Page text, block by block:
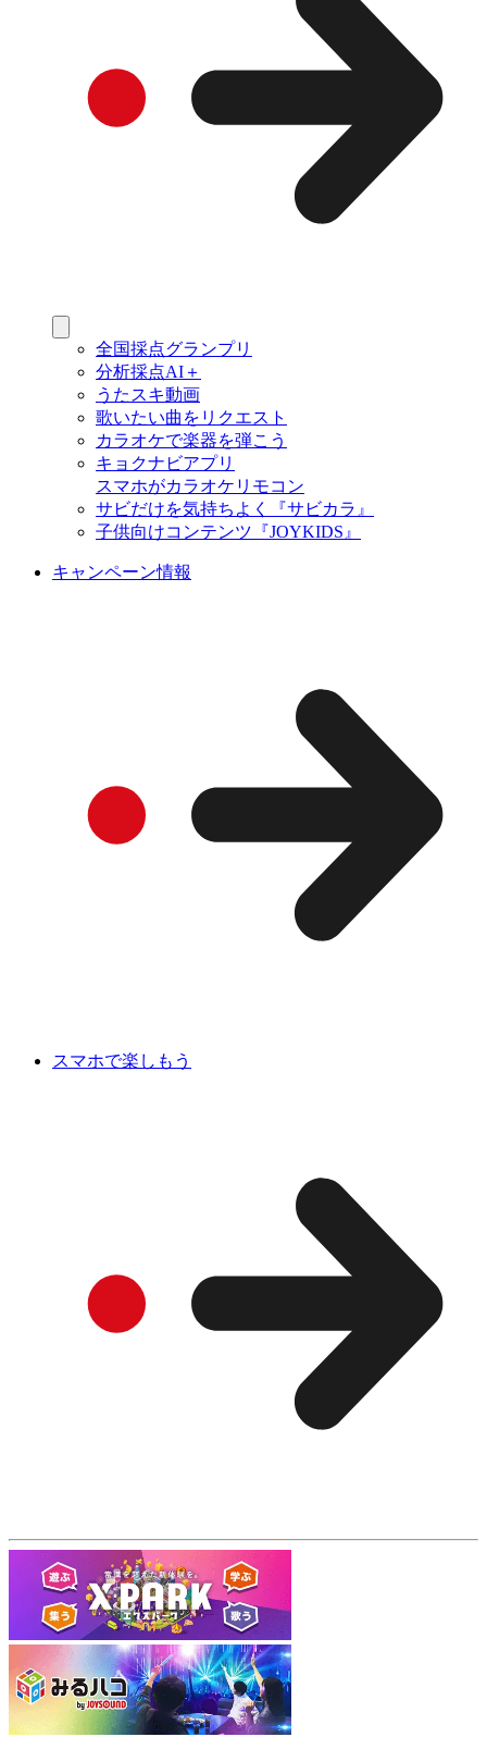
全国採点グランプリ
分析採点AI＋
うたスキ動画
歌いたい曲をリクエスト
カラオケで楽器を弾こう
キョクナビアプリ
スマホがカラオケリモコン
サビだけを気持ちよく『サビカラ』
子供向けコンテンツ『JOYKIDS』
キャンペーン情報
スマホで楽しもう